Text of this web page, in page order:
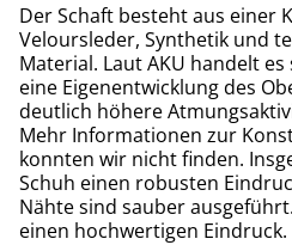
Der Schaft besteht aus einer
Veloursleder, Synthetik und
Material. Laut AKU handelt
eine Eigenentwicklung des
deutlich höhere
Mehr Informationen zur
konnten wir nicht finden.
Schuh einen robusten
Nähte sind sauber
einen hochwertigen Eindruck.